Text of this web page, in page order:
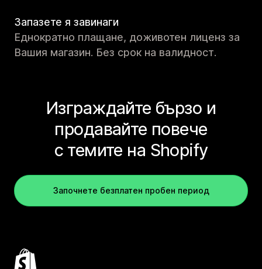
Запазете я завинаги
Еднократно плащане, доживотен лиценз за
Вашия магазин. Без срок на валидност.
Изграждайте бързо и
продавайте повече
с темите на Shopify
Започнете безплатен пробен период